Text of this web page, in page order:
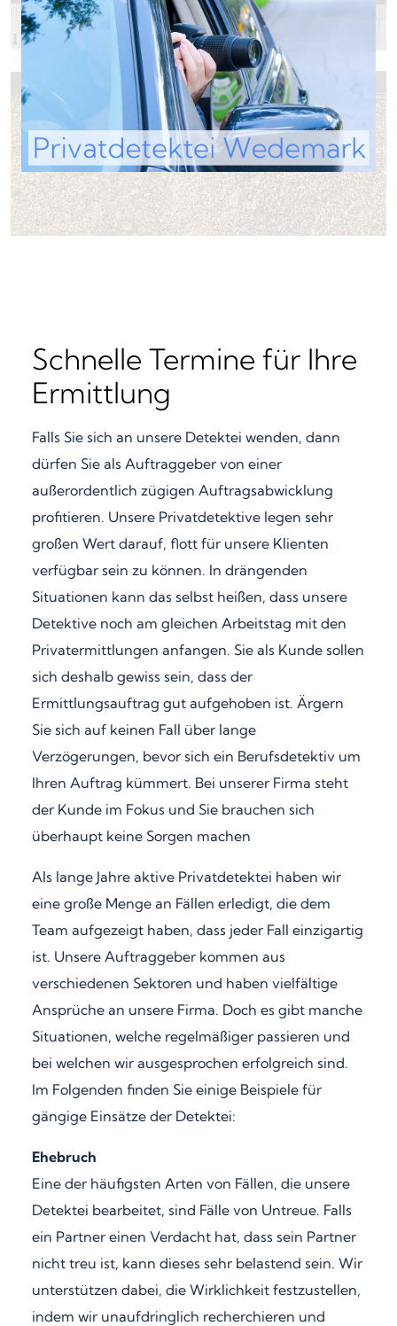
Schnelle Termine für Ihre
Ermittlung
Falls Sie sich an unsere Detektei wenden, dann
dürfen Sie als Auftraggeber von einer
außerordentlich zügigen Auftragsabwicklung
profitieren. Unsere Privatdetektive legen sehr
großen Wert darauf, flott für unsere Klienten
verfügbar sein zu können. In drängenden
Situationen kann das selbst heißen, dass unsere
Detektive noch am gleichen Arbeitstag mit den
Privatermittlungen anfangen. Sie als Kunde sollen
sich deshalb gewiss sein, dass der
Ermittlungsauftrag gut aufgehoben ist. Ärgern
Sie sich auf keinen Fall über lange
Verzögerungen, bevor sich ein Berufsdetektiv um
Ihren Auftrag kümmert. Bei unserer Firma steht
der Kunde im Fokus und Sie brauchen sich
überhaupt keine Sorgen machen
Als lange Jahre aktive Privatdetektei haben wir
eine große Menge an Fällen erledigt, die dem
Team aufgezeigt haben, dass jeder Fall einzigartig
ist. Unsere Auftraggeber kommen aus
verschiedenen Sektoren und haben vielfältige
Ansprüche an unsere Firma. Doch es gibt manche
Situationen, welche regelmäßiger passieren und
bei welchen wir ausgesprochen erfolgreich sind.
Im Folgenden finden Sie einige Beispiele für
gängige Einsätze der Detektei:
Ehebruch
Eine der häufigsten Arten von Fällen, die unsere
Detektei bearbeitet, sind Fälle von Untreue. Falls
ein Partner einen Verdacht hat, dass sein Partner
nicht treu ist, kann dieses sehr belastend sein. Wir
unterstützen dabei, die Wirklichkeit festzustellen,
indem wir unaufdringlich recherchieren und